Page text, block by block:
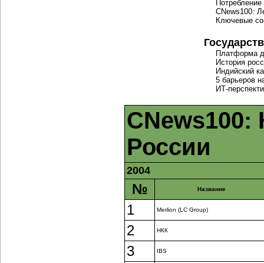
CNews100:
Ключевые
Платформа
История
Индийский
5 барьеров
ИТ-
России
2004
№ Название
1 Merlion (LC Group)
2 НКК
3 IBS